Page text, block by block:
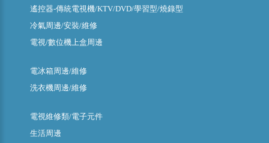
遙控器-傳統電視機/KTV/DVD/學習型/燒錄型
冷氣周邊/安裝/維修
電視/數位機上盒周邊
電冰箱周邊/維修
洗衣機周邊/維修
電視維修類/電子元件
生活周邊